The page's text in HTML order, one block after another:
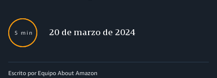
5 min 20 de marzo de 2024
Escrito por Equipo About Amazon